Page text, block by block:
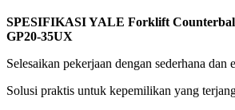
SPESIFIKASI YALE Forklift
GP20-35UX
Selesaikan pekerjaan dengan sederhana dan
Solusi praktis untuk kepemilikan yang